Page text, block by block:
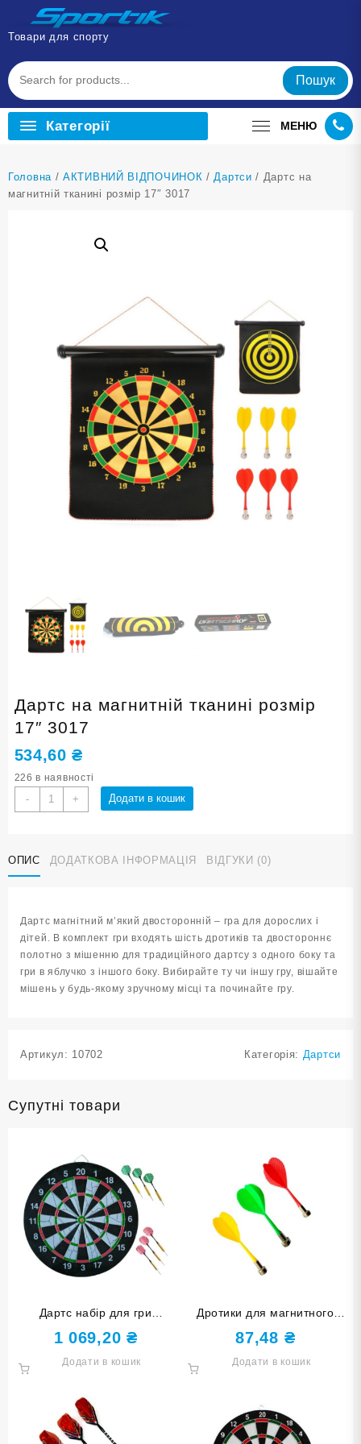
Перейти
вмісту
Товари для спорту
Пошук
Категорії МЕНЮ
Головна /АКТИВНИЙ ВІДПОЧИНОК / Дартси / Дартс на
магнитній тканині розмір 17″ 3017
Дартс на магнитній тканині розмір
17″ 3017
534,60₴
226 в наявності
-
Дартс
на
розмір
17"
+ Додати в кошик
ОПИС ДОДАТКОВА ІНФОРМАЦІЯ ВІДГУКИ (0)
Дартс магнітний м’який двосторонній – гра для дорослих і
дітей. В комплект гри входять шість дротиків та двостороннє
полотно з мішенню для традиційного дартсу з одного боку та
гри в яблучко з іншого боку. Вибирайте ту чи іншу гру, вішайте
мішень у будь-якому зручному місці та починайте гру.
Артикул: 10702 Категорія: Дартси
Супутні товари
Дартс набір для гри
FLOCKED SERIES з
друкованими цифрами 18+
1 069,20 ₴
Додати в кошик
Дротики для магнитного
дартсу. На блістері 3 шт BL-
M303
87,48 ₴
Додати в кошик